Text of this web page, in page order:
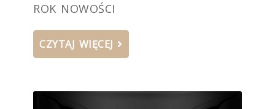
ROK NOWOŚCI
CZYTAJ WIĘCEJ